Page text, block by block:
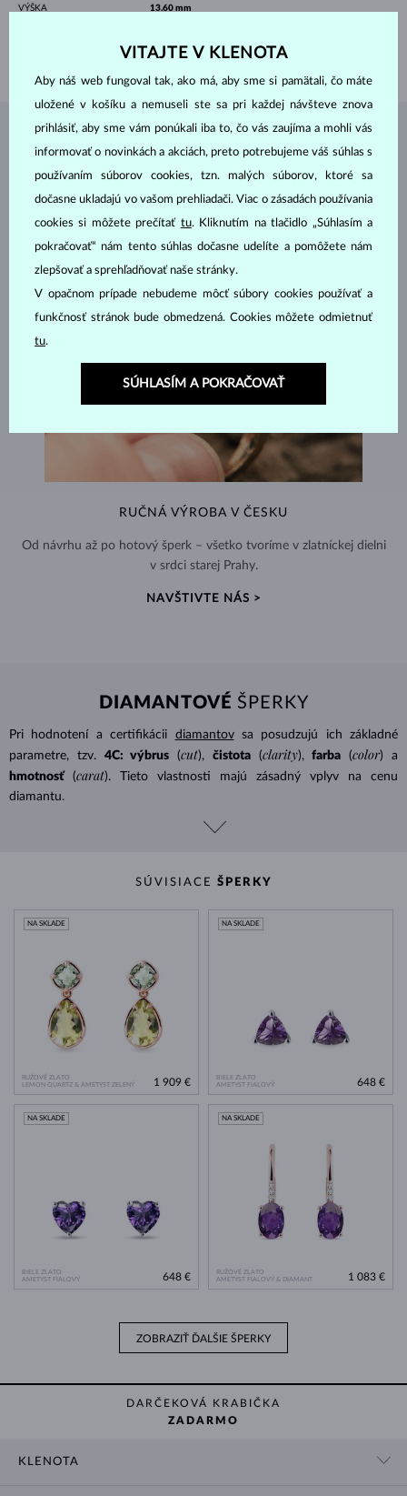
VÝŠKA 13.60 mm
4.00 g
RUČNÁ VÝROBA V ČESKU
Od návrhu až po hotový šperk – všetko tvoríme v zlatníckej dielni
v srdci starej Prahy.
NAVŠTIVTE NÁS >
DIAMANTOVÉ ŠPERKY
Pri hodnotení a certifikácii diamantovsa posudzujú ich základné
parametre, tzv.
4C: výbrus (cut), čistota (clarity), farba (color) a
hmotnosť
(carat). Tieto vlastnosti majú zásadný vplyv na cenu
diamantu.
SÚVISIACE ŠPERKY
RUŽOVÉ ZLATO
LEMON QUARTZ & AMETYST ZELENÝ
NA SKLADE
1 909 €
BIELE ZLATO
AMETYST FIALOVÝ
NA SKLADE
648 €
BIELE ZLATO
AMETYST FIALOVÝ
NA SKLADE
648 €
RUŽOVÉ ZLATO
AMETYST FIALOVÝ & DIAMANT
NA SKLADE
1 083 €
ZOBRAZIŤ ĎALŠIE ŠPERKY
DARČEKOVÁ KRABIČKA
ZADARMO
KLENOTA
VITAJTE V KLENOTA
Aby náš web fungoval tak, ako má, aby sme si pamätali, čo máte
uložené v košíku a nemuseli ste sa pri každej návšteve znova
prihlásiť, aby sme vám ponúkali iba to, čo vás zaujíma a mohli vás
informovať o novinkách a akciách, preto potrebujeme váš súhlas s
používaním súborov cookies, tzn. malých súborov, ktoré sa
dočasne ukladajú vo vašom prehliadači. Viac o zásadách používania
cookies si môžete prečítať tu. Kliknutím na tlačidlo „Súhlasím a
pokračovať“ nám tento súhlas dočasne udelíte a pomôžete nám
zlepšovať a sprehľadňovať naše stránky.
V opačnom prípade nebudeme môcť súbory cookies používať a
funkčnosť stránok bude obmedzená. Cookies môžete odmietnuť
tu.
SÚHLASÍM A POKRAČOVAŤ